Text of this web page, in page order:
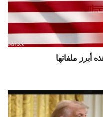
أبرز ملفاتها